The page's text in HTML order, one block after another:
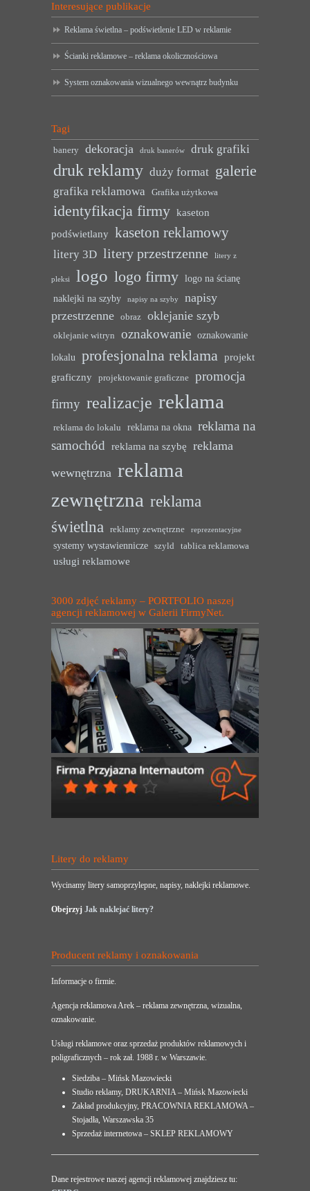
Interesujące publikacje
Reklama świetlna – podświetlenie LED w reklamie
Ścianki reklamowe – reklama okolicznościowa
System oznakowania wizualnego wewnątrz budynku
Tagi
banery dekoracja druk banerów druk grafiki
druk reklamy duży format galerie
grafika reklamowa Grafika użytkowa
identyfikacja firmy kaseton
podświetlany kaseton reklamowy
litery 3D litery przestrzenne litery z
pleksi logo logo firmy logo na ścianę
naklejki na szyby
napisy na szyby
napisy
przestrzenne
obraz oklejanie szyb
oklejanie witryn oznakowanie oznakowanie
lokalu profesjonalna reklama projekt
graficzny
projektowanie graficzne
promocja
firmy realizacje reklama
reklama do lokalu reklama na okna reklama na
samochód reklama na szybę reklama
wewnętrzna reklama
zewnętrzna reklama
świetlna
reklamy zewnętrzne reprezentacyjne
systemy wystawiennicze szyld tablica reklamowa
usługi reklamowe
3000 zdjęć reklamy – PORTFOLIO naszej
agencji reklamowej w Galerii FirmyNet.
Litery do reklamy
Wycinamy litery samoprzylepne, napisy, naklejki reklamowe.
Obejrzyj Jak naklejać litery?
Producent reklamy i oznakowania
Informacje o firmie.
Agencja reklamowa Arek – reklama zewnętrzna, wizualna,
oznakowanie.
Usługi reklamowe oraz sprzedaż produktów reklamowych i
poligraficznych – rok zał. 1988 r. w Warszawie.
Siedziba – Mińsk Mazowiecki
Studio reklamy, DRUKARNIA – Mińsk Mazowiecki
Zakład produkcyjny, PRACOWNIA REKLAMOWA –
Stojadła, Warszawska 35
Sprzedaż internetowa – SKLEP REKLAMOWY
Dane rejestrowe naszej agencji reklamowej znajdziesz tu: